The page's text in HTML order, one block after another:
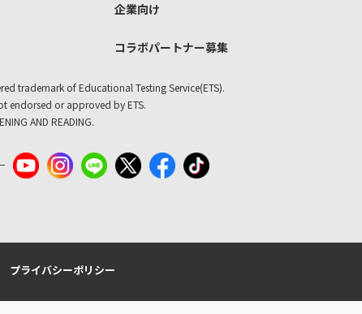
企業向け
コラボパートナー募集
trademark of Educational Testing Service(ETS).
endorsed or approved by ETS.
AND READING.
プライバシーポリシー